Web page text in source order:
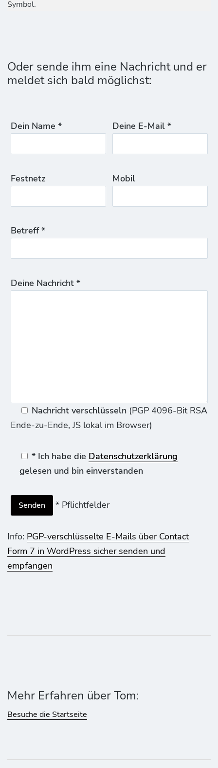
Symbol.
Oder sende ihm eine Nachricht und er
meldet sich bald möglichst:
Dein Name * Deine E-Mail *
Festnetz Mobil
Betreff *
Deine Nachricht *
Nachricht verschlüsseln(PGP 4096-Bit RSA
Ende-zu-Ende, JS lokal im Browser)
* Ich habe die Datenschutzerklärung
gelesen und bin einverstanden
* Pflichtfelder
Info: PGP-verschlüsselte E-Mails über Contact
Form 7 in WordPress sicher senden und
empfangen
Mehr Erfahren über Tom:
Besuche die Startseite